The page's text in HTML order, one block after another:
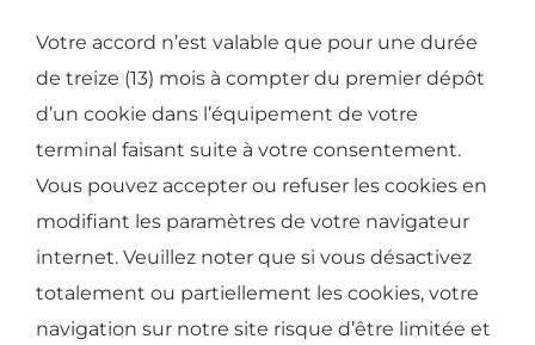
Votre accord n’est valable que pour une durée
de treize (13) mois à compter du premier dépôt
d’un cookie dans l’équipement de votre
terminal faisant suite à votre consentement.
Vous pouvez accepter ou refuser les cookies en
modifiant les paramètres de votre navigateur
internet. Veuillez noter que si vous désactivez
totalement ou partiellement les cookies, votre
navigation sur notre site risque d’être limitée et